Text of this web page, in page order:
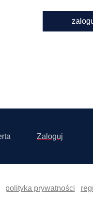
Zaloguj
polityka prywatności